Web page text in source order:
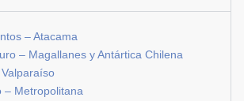
– Atacama
– Magallanes y Antártica Chilena
– Metropolitana